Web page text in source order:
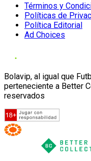
Términos y
Políticas de
Política Editorial
Ad Choices
Bolavip, al igual que
perteneciente a Better
reservados